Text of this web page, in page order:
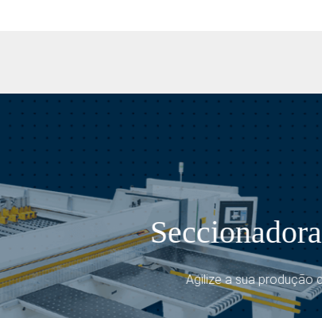
Seccionadora de
Agilize a sua produção com a seccionadora de